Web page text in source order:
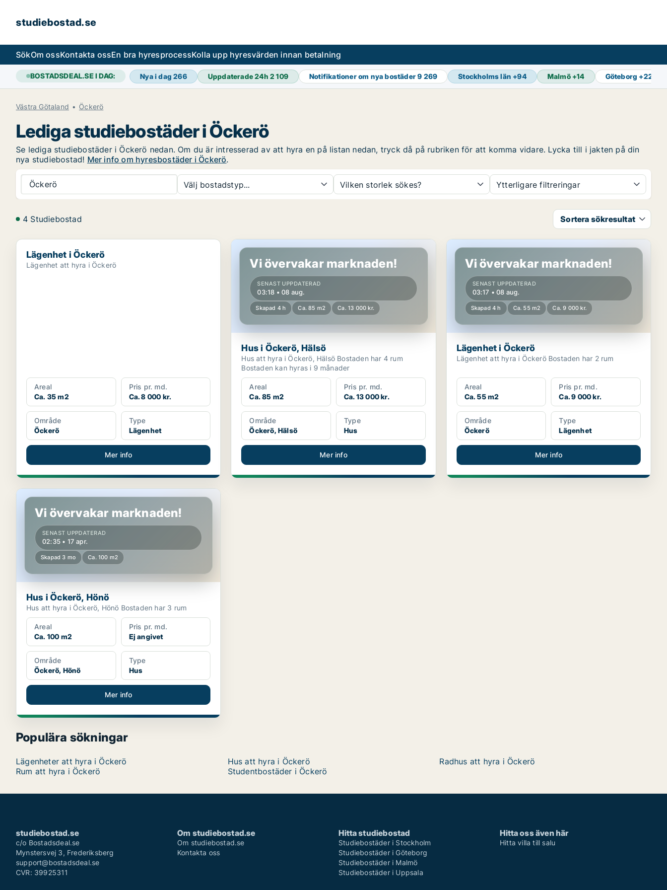
studiebostad.se
SökOm ossKontakta ossEn bra hyresprocessKolla upp hyresvärden innan betalning
BOSTADSDEAL.SE I DAG: Nya i dag266 Uppdaterade 24h2 109 Notifikationer om nya bostäder9 269 Stockholms län +94 Malmö+14 Göteborg +22
Västra Götaland Öckerö
Lediga studiebostäder i Öckerö
Se lediga studiebostäder i Öckerö nedan. Om du är intresserad av att hyra en på listan nedan, tryck då på rubriken för att komma vidare. Lycka till i jakten på din
nya studiebostad! Mer info om hyresbostäder i Öckerö.
Öckerö Välj bostadstyp... Vilken storlek sökes? Ytterligare filtreringar
4 Studiebostad Sortera sökresultat
Lägenhet i Öckerö
Lägenhet i Öckerö
Lägenhet att hyra i Öckerö
Areal
Ca. 35 m2
Pris pr. md.
Ca. 8 000 kr.
Område
Öckerö
Type
Lägenhet
Mer info
Hus i Öckerö, Hälsö
Vi övervakar marknaden!
SENAST UPPDATERAD
03:18 • 08 aug.
Skapad 4 h Ca. 85 m2 Ca. 13 000 kr.
Hus i Öckerö, Hälsö
Hus att hyra i Öckerö, Hälsö Bostaden har 4 rum
Bostaden kan hyras i 9 månader
Areal
Ca. 85 m2
Pris pr. md.
Ca. 13 000 kr.
Område
Öckerö, Hälsö
Type
Hus
Mer info
Lägenhet i Öckerö
Vi övervakar marknaden!
SENAST UPPDATERAD
03:17 • 08 aug.
Skapad 4 h Ca. 55 m2 Ca. 9 000 kr.
Lägenhet i Öckerö
Lägenhet att hyra i Öckerö Bostaden har 2 rum
Areal
Ca. 55 m2
Pris pr. md.
Ca. 9 000 kr.
Område
Öckerö
Type
Lägenhet
Mer info
Hus i Öckerö, Hönö
Vi övervakar marknaden!
SENAST UPPDATERAD
02:35 • 17 apr.
Skapad 3 mo Ca. 100 m2
Hus i Öckerö, Hönö
Hus att hyra i Öckerö, Hönö Bostaden har 3 rum
Areal
Ca. 100 m2
Pris pr. md.
Ej angivet
Område
Öckerö, Hönö
Type
Hus
Mer info
Populära sökningar
Lägenheter att hyra i Öckerö Hus att hyra i Öckerö
Radhus att hyra i Öckerö
Rum att hyra i Öckerö
Studentbostäder i Öckerö
studiebostad.se
c/o Bostadsdeal.se
Mynstersvej 3, Frederiksberg
support@bostadsdeal.se
CVR: 39925311
Om studiebostad.se
Om studiebostad.se
Kontakta oss
Hitta studiebostad
Studiebostäder i Stockholm
Studiebostäder i Göteborg
Studiebostäder i Malmö
Studiebostäder i Uppsala
Hitta oss även här
Hitta villa till salu